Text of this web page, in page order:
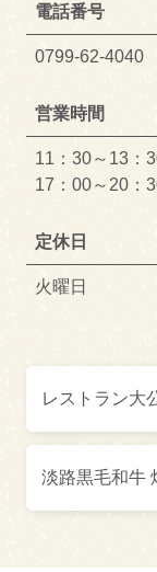
電話番号
0799-62-4040
営業時間
11：30～13：
17：00～20：
定休日
火曜日
レストラン大
淡路黒毛和牛